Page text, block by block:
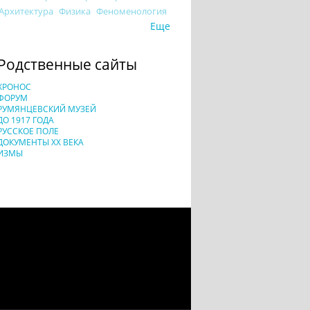
Физика Феноменология
Еще
сайты
МУЗЕЙ
1917 ГОДА
ПОЛЕ
XX ВЕКА